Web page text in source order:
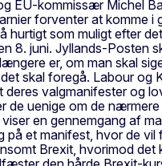
EU-kommissær Michel
forventer at komme i
hurtigt som muligt efter
8. juni. Jyllands-Posten
er, om man skal
skal foregå. Labour og
deres valgmanifester og
de uenige om de nærmere
en gennemgang af
på et manifest, hvor de vil
Brexit, hvorimod det